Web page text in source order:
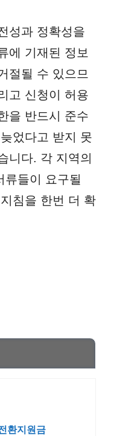
성과 정확성을
에 기재된 정보
절될 수 있으므
고 신청이 허용
을 반드시 준수
었다고 받지 못
니다. 각 지역의
류들이 요구될
침을 한번 더 확
환지원금